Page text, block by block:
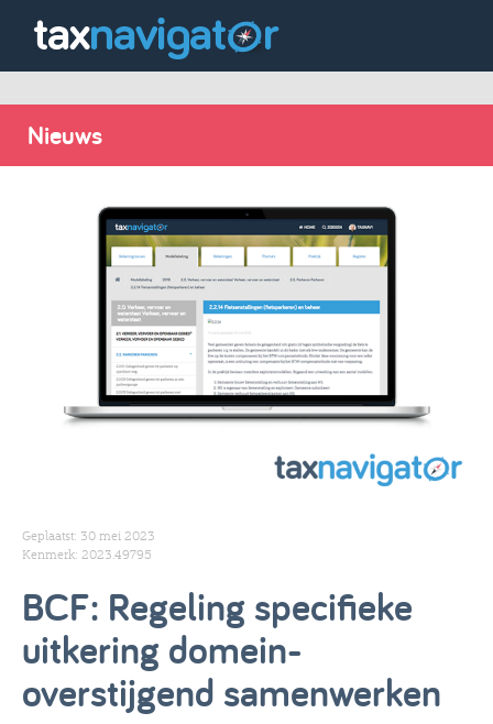
Nieuws
Geplaatst: 30 mei 2023
Kenmerk: 2023.49795
BCF: Regeling specifieke
uitkering domein-
overstijgend samenwerken